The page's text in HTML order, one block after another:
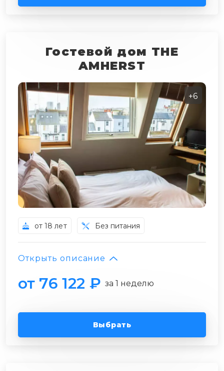
Гостевой дом THE
AMHERST
+6
от 18 лет Без питания
Открыть описание
от 76 122 ₽ за 1 неделю
Выбрать